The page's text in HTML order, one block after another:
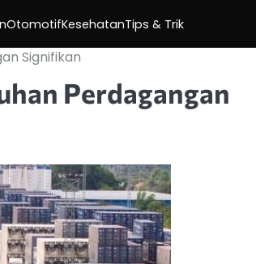
OtomotifKesehatanTips & Trik
Signifikan
Perdagangan